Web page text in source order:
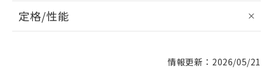
定格/性能
情報更新：2026/05/21